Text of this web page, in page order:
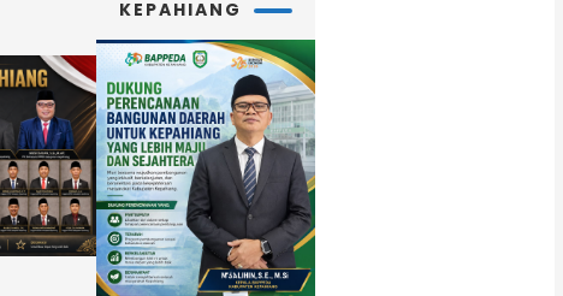
KEPAHIANG